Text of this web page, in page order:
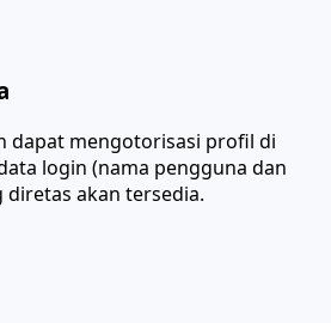
dapat mengotorisasi profil di
login (nama pengguna dan
diretas akan tersedia.